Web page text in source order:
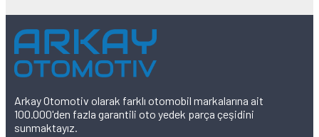
Arkay Otomotiv olarak farklı otomobil markalarına ait
100.000'den fazla garantili oto yedek parça çeşidini
sunmaktayız.